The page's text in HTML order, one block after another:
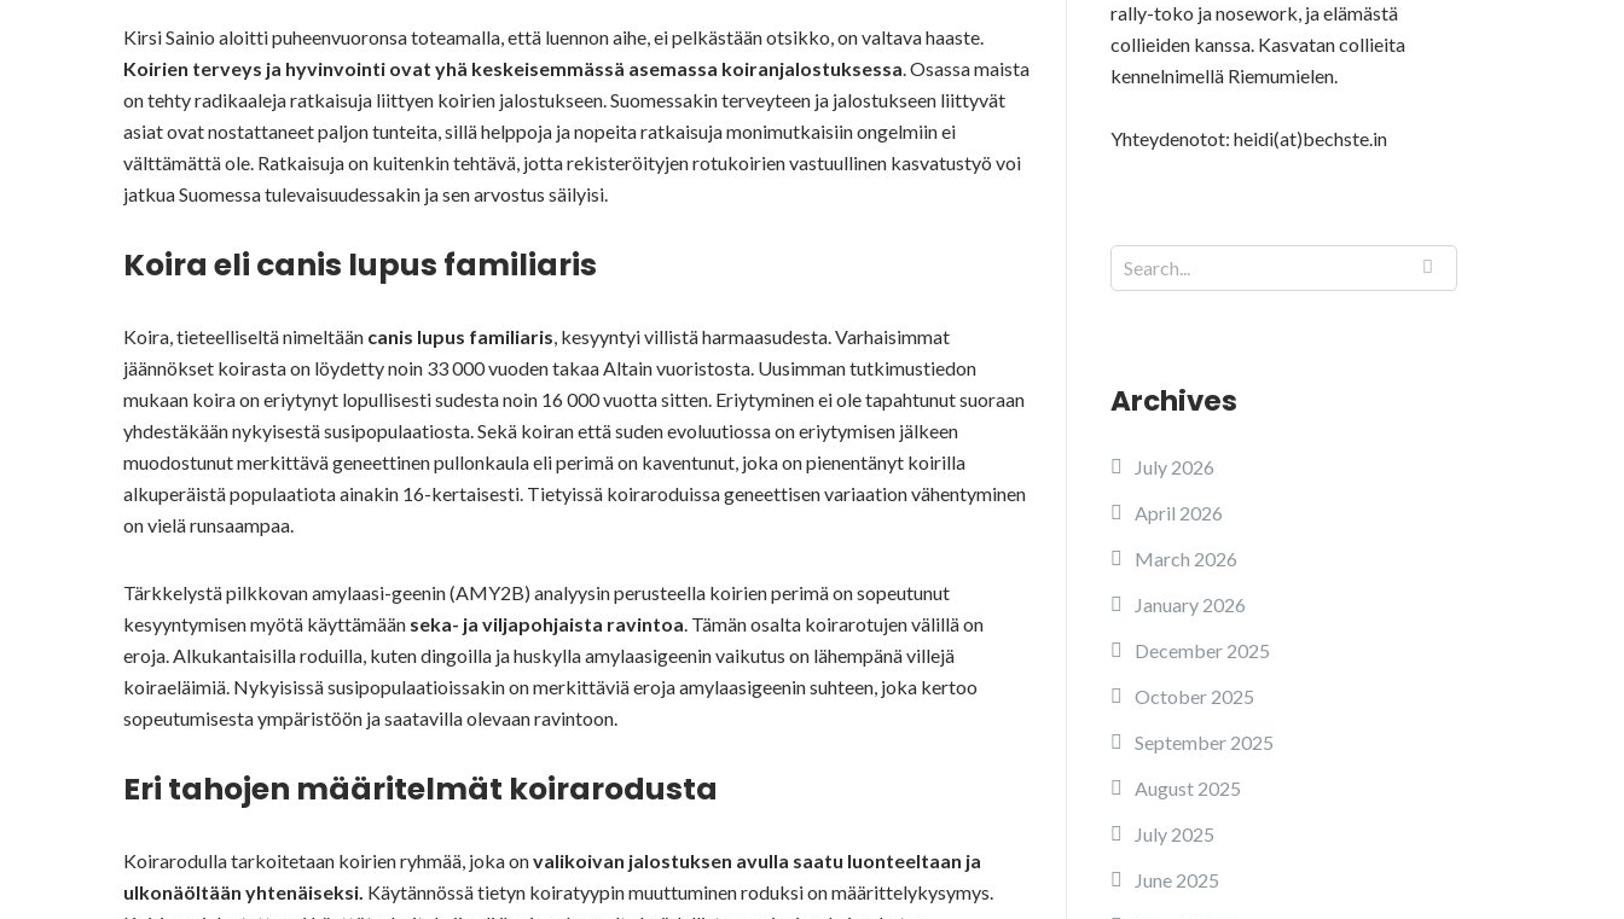
Kirsi Sainio aloitti puheenvuoronsa toteamalla, että luennon aihe, ei pelkästään otsikko, on valtava haaste.
Koirien terveys ja hyvinvointi ovat yhä keskeisemmässä asemassa koiranjalostuksessa. Osassa maista
on tehty radikaaleja ratkaisuja liittyen koirien jalostukseen. Suomessakin terveyteen ja jalostukseen liittyvät
asiat ovat nostattaneet paljon tunteita, sillä helppoja ja nopeita ratkaisuja monimutkaisiin ongelmiin ei
välttämättä ole. Ratkaisuja on kuitenkin tehtävä, jotta rekisteröityjen rotukoirien vastuullinen kasvatustyö voi
jatkua Suomessa tulevaisuudessakin ja sen arvostus säilyisi.
Koira eli canis lupus familiaris
Koira, tieteelliseltä nimeltään canis lupus familiaris, kesyyntyi villistä harmaasudesta. Varhaisimmat
jäännökset koirasta on löydetty noin 33 000 vuoden takaa Altain vuoristosta. Uusimman tutkimustiedon
mukaan koira on eriytynyt lopullisesti sudesta noin 16 000 vuotta sitten. Eriytyminen ei ole tapahtunut suoraan
yhdestäkään nykyisestä susipopulaatiosta. Sekä koiran että suden evoluutiossa on eriytymisen jälkeen
muodostunut merkittävä geneettinen pullonkaula eli perimä on kaventunut, joka on pienentänyt koirilla
alkuperäistä populaatiota ainakin 16-kertaisesti. Tietyissä koiraroduissa geneettisen variaation vähentyminen
on vielä runsaampaa.
Tärkkelystä pilkkovan amylaasi-geenin (AMY2B) analyysin perusteella koirien perimä on sopeutunut
kesyyntymisen myötä käyttämään seka- ja viljapohjaista ravintoa. Tämän osalta koirarotujen välillä on
eroja. Alkukantaisilla roduilla, kuten dingoilla ja huskylla amylaasigeenin vaikutus on lähempänä villejä
koiraeläimiä. Nykyisissä susipopulaatioissakin on merkittäviä eroja amylaasigeenin suhteen, joka kertoo
sopeutumisesta ympäristöön ja saatavilla olevaan ravintoon.
Eri tahojen määritelmät koirarodusta
Koirarodulla tarkoitetaan koirien ryhmää, joka onvalikoivan jalostuksen avulla saatu luonteeltaan ja
ulkonäöltään yhtenäiseksi. Käytännössä tietyn koiratyypin muuttuminen roduksi on määrittelykysymys.
rally-toko ja nosework, ja elämästä
collieiden kanssa. Kasvatan collieita
kennelnimellä Riemumielen.
Yhteydenotot: heidi(at)bechste.in
Archives
July 2026
April 2026
March 2026
January 2026
December 2025
October 2025
September 2025
August 2025
July 2025
June 2025